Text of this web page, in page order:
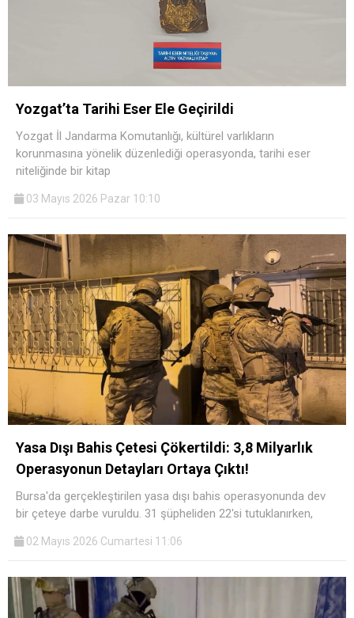
Yozgat’ta Tarihi Eser Ele Geçirildi
Yozgat İl Jandarma Komutanlığı, kültürel varlıkların
korunmasına yönelik düzenlediği operasyonda, tarihi eser
niteliğinde bir kitap
03 Mayıs 2026 Pazar 10:10
Yasa Dışı Bahis Çetesi Çökertildi: 3,8 Milyarlık
Operasyonun Detayları Ortaya Çıktı!
Bursa'da gerçekleştirilen yasa dışı bahis operasyonunda dev
bir çeteye darbe vuruldu. 31 şüpheliden 22'si tutuklanırken,
02 Mayıs 2026 Cumartesi 11:06